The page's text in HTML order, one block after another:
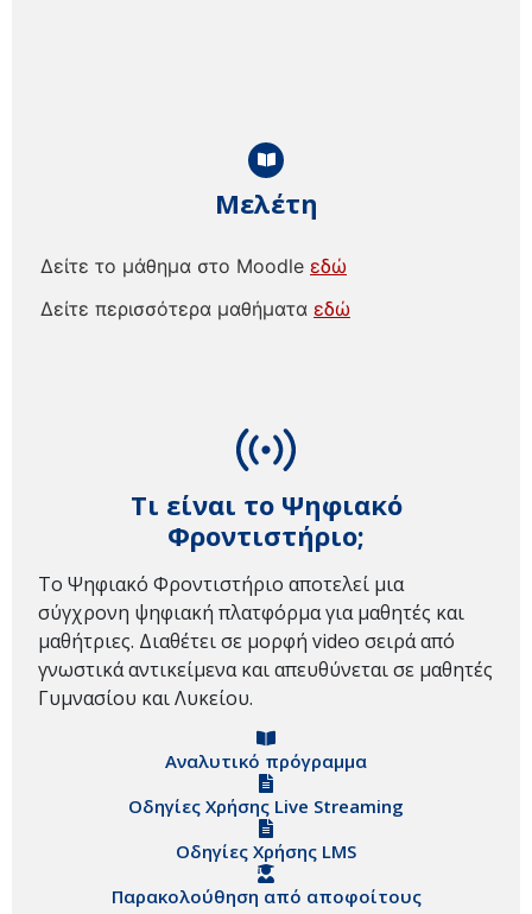
Τι είναι το Ψηφιακό
Φροντιστήριο;
Το Ψηφιακό Φροντιστήριο αποτελεί μια
σύγχρονη ψηφιακή πλατφόρμα για μαθητές και
μαθήτριες. Διαθέτει σε μορφή video σειρά από
γνωστικά αντικείμενα και απευθύνεται σε μαθητές
Γυμνασίου και Λυκείου.
Αναλυτικό πρόγραμμα
Οδηγίες Χρήσης Live Streaming
Οδηγίες Χρήσης LMS
Παρακολούθηση από αποφοίτους
Μελέτη
Δείτε το μάθημα στο Moodle εδώ
Δείτε περισσότερα μαθήματα εδώ